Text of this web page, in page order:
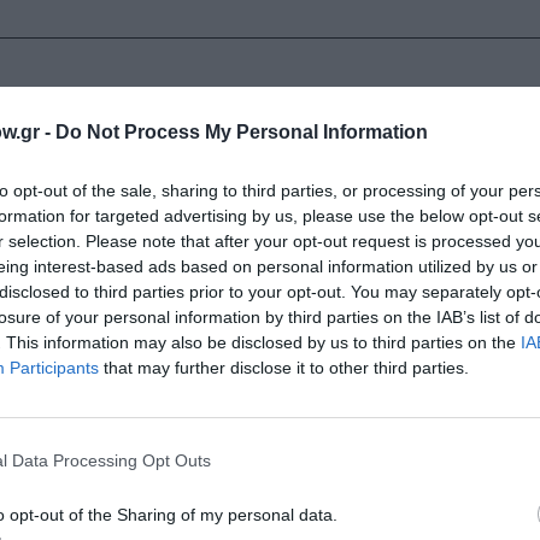
- Do Not Process My Personal Information
opt-out of the sale, sharing to third parties, or processing of your
for targeted advertising by us, please use the below opt-out
selection. Please note that after your opt-out request is processed
interest-based ads based on personal information utilized by us
to third parties prior to your opt-out. You may separately
of your personal information by third parties on the IAB’s list of
This information may also be disclosed by us to third parties on the
Participants that may further disclose it to other third parties.
Data Processing Opt Outs
opt-out of the Sharing of my personal data.
μιας γυναίκας μέσα από τις παιδικές της
της Μακεδονίας, τη βλέπουμε 10 ετών· το 1956, στη
μια νέα φάση της ζωής της. Η Εσωτερική
πρωτοποριακό για την εποχή της το θέμα της βίαιης
τον τόπο γέννησης σε άλλο τόπο γίνεται η αφορμή για
Την ακολουθούν ο απόηχος από τον εμφύλιο, το ροκ
τα βιβλία, οι ταινίες.
σε υπολογιστή, που αναπαράγουν ερωτικά σχέδια
λήψεις. Μέσα από διαφορετικές τεχνικές
τη χρήση της σύγχρονης τεχνολογίας– δεν
ματιά. Η ταινία επικεντρώνεται στο δίπτυχο
υπενθυμίζουν ζωγράφους όπως τον Μοράντι, τον
λειτουργεί ταυτόχρονα με την «απόρριψή» της,